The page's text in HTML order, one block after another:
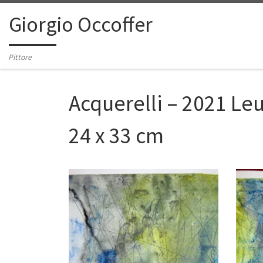
Passa al contenuto
Giorgio Occoffer
Pittore
Acquerelli – 2021
24 x 33 cm